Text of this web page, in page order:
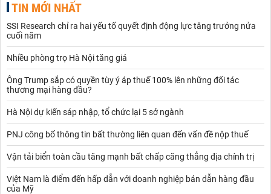
TIN MỚI NHẤT
SSI Research chỉ ra hai yếu tố quyết định động lực tăng trưởng nửa
cuối năm
Nhiều phòng trọ Hà Nội tăng giá
Ông Trump sắp có quyền tùy ý áp thuế 100% lên những đối tác
thương mại hàng đầu?
Hà Nội dự kiến sáp nhập, tổ chức lại 5 sở ngành
PNJ công bố thông tin bất thường liên quan đến vấn đề nộp thuế
Vận tải biển toàn cầu tăng mạnh bất chấp căng thẳng địa chính trị
Việt Nam là điểm đến hấp dẫn với doanh nghiệp bán dẫn hàng đầu
của Mỹ